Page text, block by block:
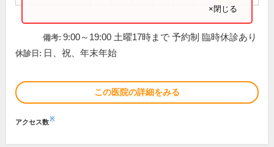
×閉じる
備考: 9:00～19:00 土曜17時まで 予約制 臨時休診あり
休診日: 日、祝、年末年始
この医院の詳細をみる
アクセス数※